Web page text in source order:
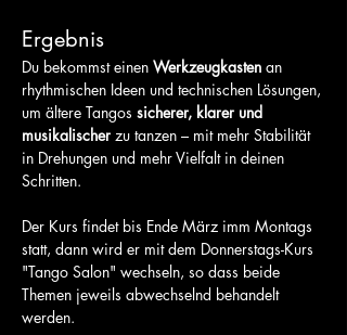
Ergebnis
Du bekommst einen Werkzeugkasten an
rhythmischen Ideen und technischen Lösungen,
um ältere Tangos sicherer, klarer und
musikalischer zu tanzen – mit mehr Stabilität
in Drehungen und mehr Vielfalt in deinen
Schritten.
Der Kurs findet bis Ende März imm Montags
statt, dann wird er mit dem Donnerstags-Kurs
"Tango Salon" wechseln, so dass beide
Themen jeweils abwechselnd behandelt
werden.